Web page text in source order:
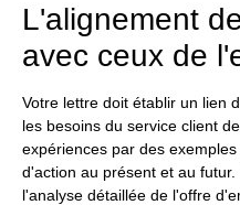
L'alignement
avec ceux de
Votre lettre doit établir un lien
les besoins du service client
expériences par des
d'action au présent et au
l'analyse détaillée de l'offre